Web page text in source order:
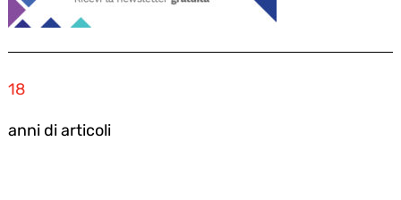
18
anni di articoli